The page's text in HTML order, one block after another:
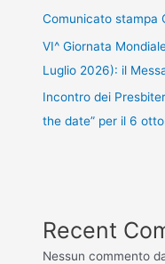
Comunicato stampa
VI^ Giornata
Luglio 2026): il
Incontro dei
the date” per il 6
Recent
Nessun commento